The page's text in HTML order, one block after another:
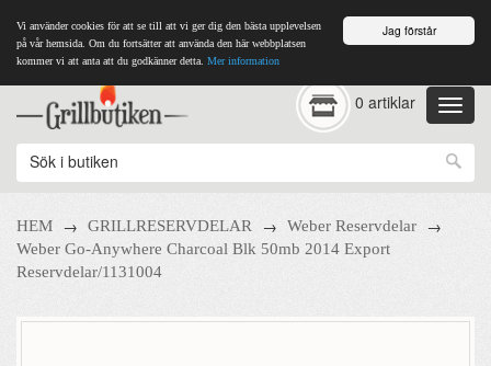
Jag förstår
Vi använder cookies för att se till att vi ger dig den bästa upplevelsen
på vår hemsida. Om du fortsätter att använda den här webbplatsen
kommer vi att anta att du godkänner detta. Mer information
0 artiklar
HEM → GRILLRESERVDELAR → Weber Reservdelar →
Weber Go-Anywhere Charcoal Blk 50mb 2014 Export
Reservdelar/1131004